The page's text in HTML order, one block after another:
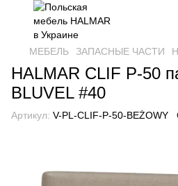
МЕБЕЛЬ ЗАПАСНЫЕ ЧАСТИ
HALMAR CLIF P-50
BLUVEL #40
Артикул: V-PL-CLIF-P-50-BEŻOWY